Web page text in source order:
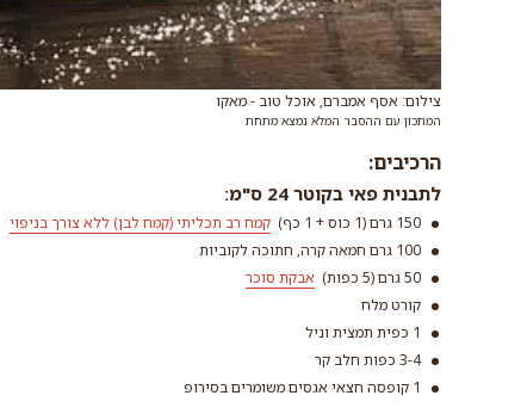
צילום: אסף אמברם, אוכל טוב - מאקו
המתכון עם ההסבר המלא נמצא מתחת
הרכיבים:
לתבנית פאי בקוטר 24 ס"מ:
150 גרם (1 כוס + 1 כף) קמח רב תכליתי (קמח לבן) ללא צורך בניפוי
100 גרם חמאה קרה, חתוכה לקוביות
50 גרם (5 כפות)
אבקת סוכר
קורט מלח
1 כפית תמצית וניל
3-4 כפות חלב קר
1 קופסה חצאי אגסים משומרים בסירופ